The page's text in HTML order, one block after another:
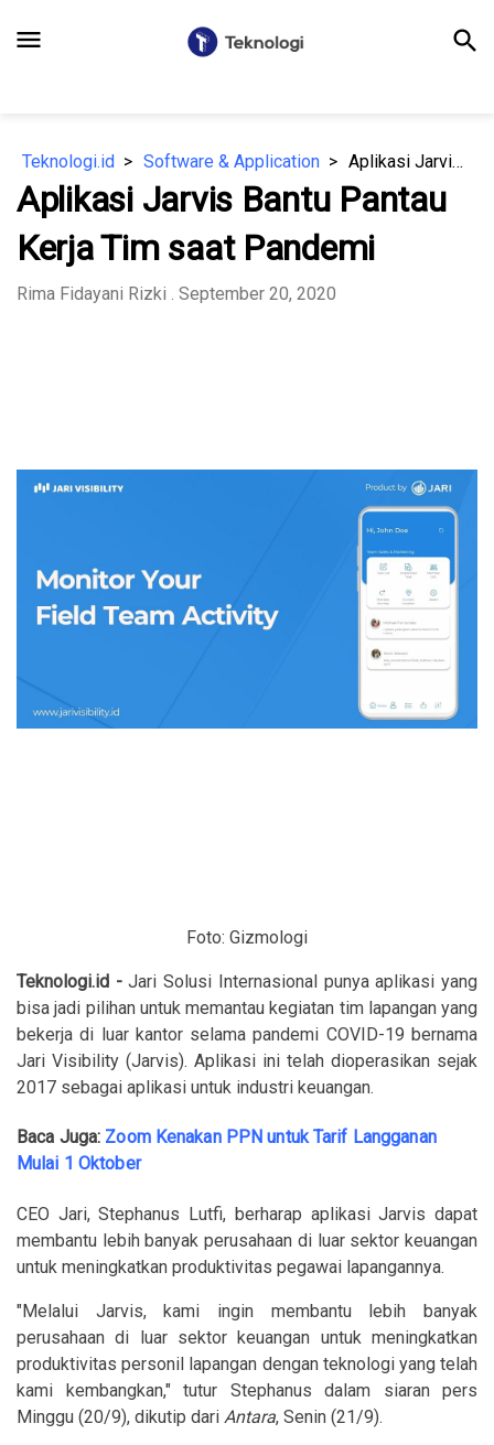
menu search
Teknologi.id Software & Application Aplikasi Jarvis Bantu Pantau Kerja Tim saat Pandemi
Aplikasi Jarvis Bantu Pantau
Kerja Tim saat Pandemi
Rima Fidayani Rizki . September 20, 2020
Foto: Gizmologi
Teknologi.id -Jari Solusi Internasional punya aplikasi yang
bisa jadi pilihan untuk memantau kegiatan tim lapangan yang
bekerja di luar kantor selama pandemi COVID-19 bernama
Jari Visibility (Jarvis). Aplikasi ini telah dioperasikan sejak
2017 sebagai aplikasi untuk industri keuangan.
Baca Juga: Zoom Kenakan PPN untuk Tarif Langganan
Mulai 1 Oktober
CEO Jari, Stephanus Lutfi, berharap aplikasi Jarvis dapat
membantu lebih banyak perusahaan di luar sektor keuangan
untuk meningkatkan produktivitas pegawai lapangannya.
"Melalui Jarvis, kami ingin membantu lebih banyak
perusahaan di luar sektor keuangan untuk meningkatkan
produktivitas personil lapangan dengan teknologi yang telah
kami kembangkan," tutur Stephanus dalam siaran pers
Minggu (20/9), dikutip dari Antara, Senin (21/9).